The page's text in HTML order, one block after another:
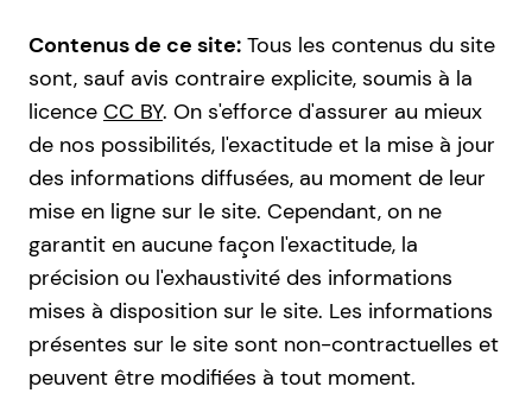
Contenus de ce site: Tous les contenus du site
sont, sauf avis contraire explicite, soumis à la
licence CC BY. On s'efforce d'assurer au mieux
de nos possibilités, l'exactitude et la mise à jour
des informations diffusées, au moment de leur
mise en ligne sur le site. Cependant, on ne
garantit en aucune façon l'exactitude, la
précision ou l'exhaustivité des informations
mises à disposition sur le site. Les informations
présentes sur le site sont non-contractuelles et
peuvent être modifiées à tout moment.